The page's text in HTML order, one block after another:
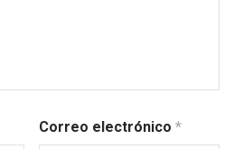
Correo electrónico*